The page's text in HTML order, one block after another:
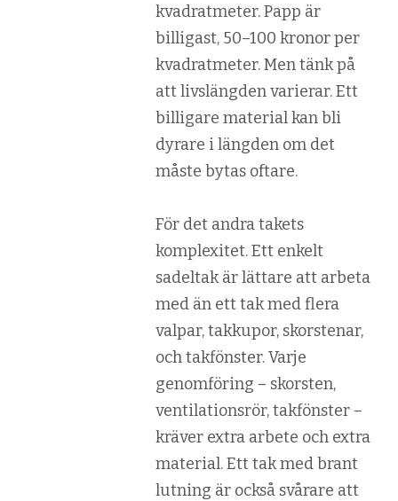
kvadratmeter. Papp är
billigast, 50–100 kronor per
kvadratmeter. Men tänk på
att livslängden varierar. Ett
billigare material kan bli
dyrare i längden om det
måste bytas oftare.
För det andra takets
komplexitet. Ett enkelt
sadeltak är lättare att arbeta
med än ett tak med flera
valpar, takkupor, skorstenar,
och takfönster. Varje
genomföring – skorsten,
ventilationsrör, takfönster –
kräver extra arbete och extra
material. Ett tak med brant
lutning är också svårare att